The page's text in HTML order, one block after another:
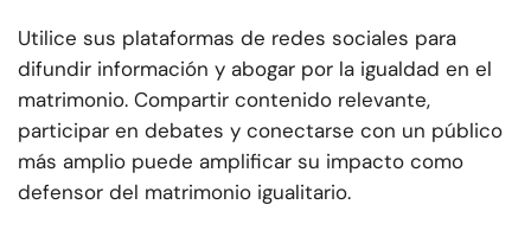
Utilice sus plataformas de redes sociales para
difundir información y abogar por la igualdad en el
matrimonio. Compartir contenido relevante,
participar en debates y conectarse con un público
más amplio puede amplificar su impacto como
defensor del matrimonio igualitario.